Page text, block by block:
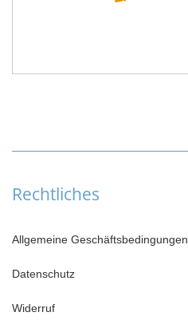
Rechtliches
Allgemeine Geschäftsbedingungen
Datenschutz
Widerruf